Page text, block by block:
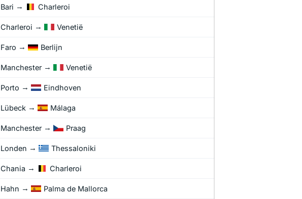
Bari → Charleroi
Charleroi → Venetië
Faro → Berlijn
Manchester→ Venetië
Porto → Eindhoven
Lübeck → Málaga
Manchester→ Praag
Londen → Thessaloniki
Chania → Charleroi
Hahn → Palma de Mallorca